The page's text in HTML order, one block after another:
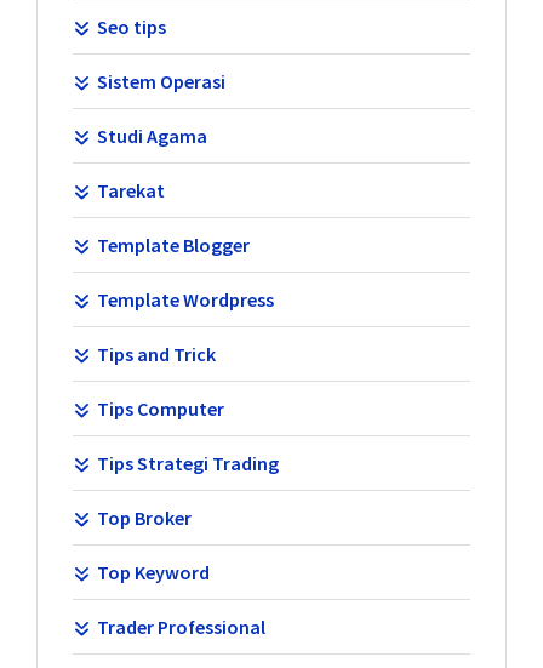
Seo tips
Sistem Operasi
Studi Agama
Tarekat
Template Blogger
Template Wordpress
Tips and Trick
Tips Computer
Tips Strategi Trading
Top Broker
Top Keyword
Trader Professional